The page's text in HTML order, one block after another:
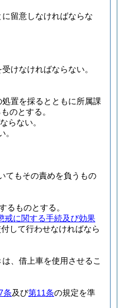
留意しなければならな
けなければならない。
置を採るとともに所属課
のとする。
らない。
てもその責めを負うもの
るものとする。
戒に関する手続及び効果
して行わせなければなら
、借上車を使用させるこ
条及び第11条の規定を準